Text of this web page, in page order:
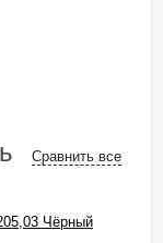
Сравнить все
Чёрный